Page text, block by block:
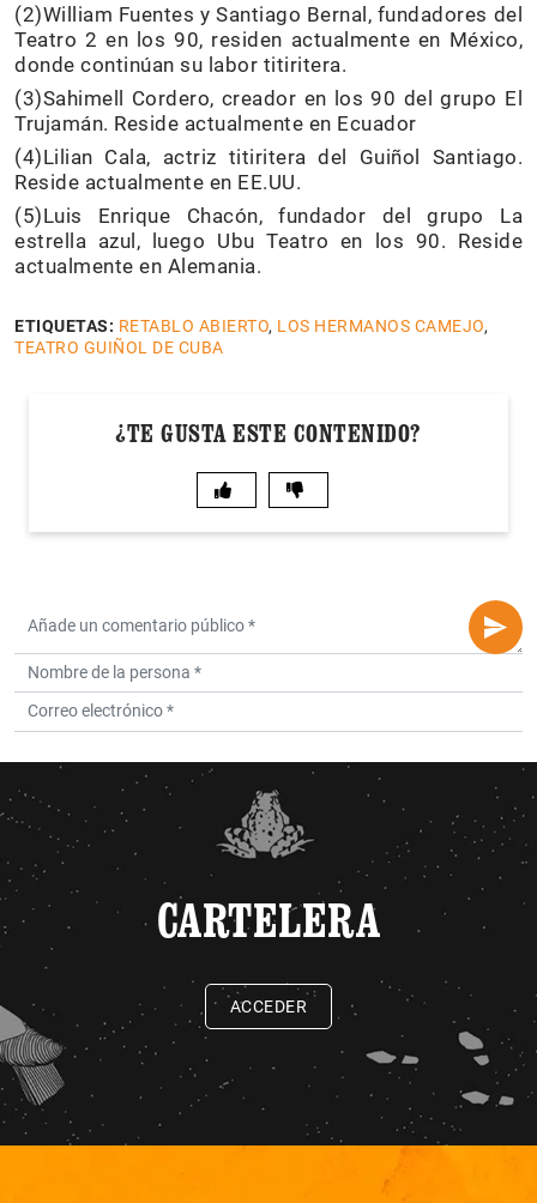
(2)William Fuentes y Santiago Bernal, fundadores del
Teatro 2 en los 90, residen actualmente en México,
donde continúan su labor titiritera.
(3)Sahimell Cordero, creador en los 90 del grupo El
Trujamán. Reside actualmente en Ecuador
(4)Lilian Cala, actriz titiritera del Guiñol Santiago.
Reside actualmente en EE.UU.
(5)Luis Enrique Chacón, fundador del grupo La
estrella azul, luego Ubu Teatro en los 90. Reside
actualmente en Alemania.
ETIQUETAS: RETABLO ABIERTO, LOS HERMANOS CAMEJO,
TEATRO GUIÑOL DE CUBA
¿TE GUSTA ESTE CONTENIDO?
CARTELERA
ACCEDER